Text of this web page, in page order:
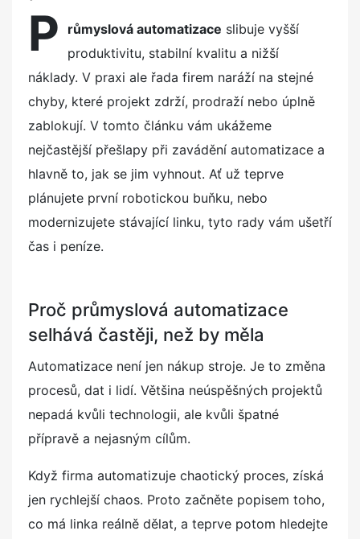
t
e
n
P růmyslová automatizace slibuje vyšší
produktivitu, stabilní kvalitu a nižší
náklady. V praxi ale řada firem naráží na stejné
chyby, které projekt zdrží, prodraží nebo úplně
zablokují. V tomto článku vám ukážeme
nejčastější přešlapy při zavádění automatizace a
hlavně to, jak se jim vyhnout. Ať už teprve
plánujete první robotickou buňku, nebo
modernizujete stávající linku, tyto rady vám ušetří
čas i peníze.
Proč průmyslová automatizace
selhává častěji, než by měla
Automatizace není jen nákup stroje. Je to změna
procesů, dat i lidí. Většina neúspěšných projektů
nepadá kvůli technologii, ale kvůli špatné
přípravě a nejasným cílům.
Když firma automatizuje chaotický proces, získá
jen rychlejší chaos. Proto začněte popisem toho,
co má linka reálně dělat, a teprve potom hledejte